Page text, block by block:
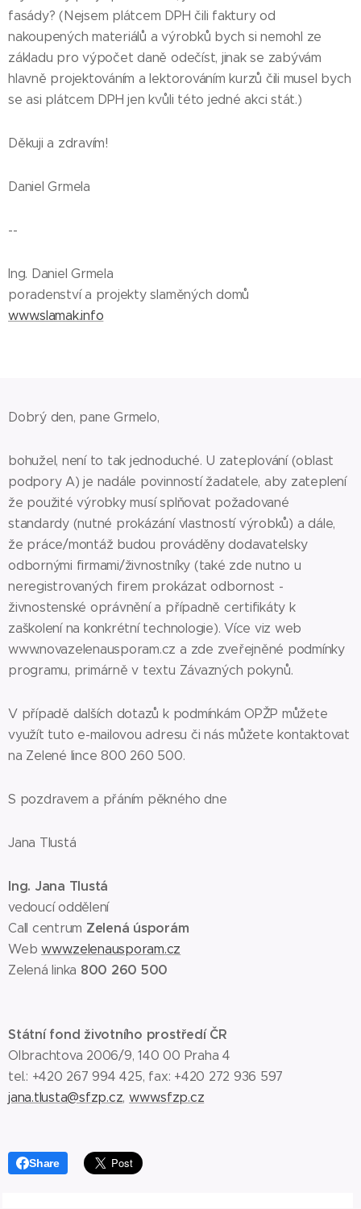
fasády? (Nejsem plátcem DPH čili faktury od
nakoupených materiálů a výrobků bych si nemohl ze
základu pro výpočet daně odečíst, jinak se zabývám
hlavně projektováním a lektorováním kurzů čili musel bych
se asi plátcem DPH jen kvůli této jedné akci stát.)
Děkuji a zdravím!
Daniel Grmela
--
Ing. Daniel Grmela
poradenství a projekty slaměných domů
www.slamak.info
Dobrý den, pane Grmelo,
bohužel, není to tak jednoduché. U zateplování (oblast
podpory A) je nadále povinností žadatele, aby zateplení
že použité výrobky musí splňovat požadované
standardy (nutné prokázání vlastností výrobků) a dále,
že práce/montáž budou prováděny dodavatelsky
odbornými firmami/živnostníky (také zde nutno u
neregistrovaných firem prokázat odbornost -
živnostenské oprávnění a případně certifikáty k
zaškolení na konkrétní technologie). Více viz web
www.novazelenausporam.cz a zde zveřejněné podmínky
programu, primárně v textu Závazných pokynů.
V případě dalších dotazů k podmínkám OPŽP můžete
využít tuto e-mailovou adresu či nás můžete kontaktovat
na Zelené lince 800 260 500.
S pozdravem a přáním pěkného dne
Jana Tlustá
Ing. Jana Tlustá
vedoucí oddělení
Call centrum Zelená úsporám
Webwww.zelenausporam.cz
Zelená linka 800 260 500
Státní fond životního prostředí ČR
Olbrachtova 2006/9, 140 00 Praha 4
tel.: +420 267 994 425, fax: +420 272 936 597
jana.tlusta@sfzp.cz, www.sfzp.cz
Share